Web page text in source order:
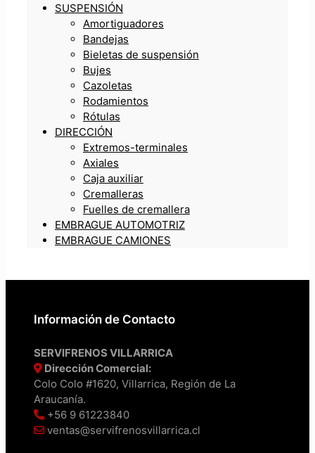
SUSPENSIÓN
Amortiguadores
Bandejas
Bieletas de suspensión
Bujes
Cazoletas
Rodamientos
Rótulas
DIRECCIÓN
Extremos-terminales
Axiales
Caja auxiliar
Cremalleras
Fuelles de cremallera
EMBRAGUE AUTOMOTRIZ
EMBRAGUE CAMIONES
Información de Contacto
SERVIFRENOS VILLARRICA
Dirección Comercial:
Colo Colo #1620, Villarrica, Región de La
Araucanía.
+56 9 61223840
ventas@servifrenosvillarrica.cl